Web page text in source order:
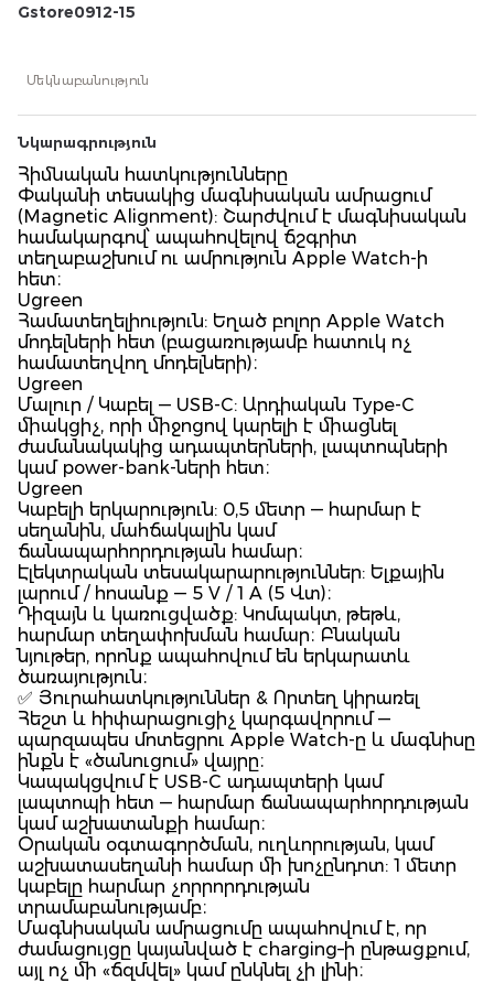
Gstore0912-15
Մեկնաբանություն
Նկարագրություն
Հիմնական հատկությունները
Փականի տեսակից մագնիսական ամրացում
(Magnetic Alignment): Շարժվում է մագնիսական
համակարգով՝ ապահովելով ճշգրիտ
տեղաբաշխում ու ամրություն Apple Watch-ի
հետ։
Ugreen
Համատեղելիություն: Եղած բոլոր Apple Watch
մոդելների հետ (բացառությամբ հատուկ ոչ
համատեղվող մոդելների)։
Ugreen
Մալուր / Կաբել — USB-C: Արդիական Type-C
միակցիչ, որի միջոցով կարելի է միացնել
ժամանակակից ադապտերների, լապտոպների
կամ power-bank-ների հետ։
Ugreen
Կաբելի երկարություն: 0,5 մետր — հարմար է
սեղանին, մահճակալին կամ
ճանապարհորդության համար։
Էլեկտրական տեսակարարություններ: Ելքային
լարում / հոսանք — 5 V / 1 A (5 Վտ)։
Դիզայն և կառուցվածք: Կոմպակտ, թեթև,
հարմար տեղափոխման համար։ Բնական
նյութեր, որոնք ապահովում են երկարատև
ծառայություն։
✅ Յուրահատկություններ & Որտեղ կիրառել
Հեշտ և հիփարացուցիչ կարգավորում —
պարզապես մոտեցրու Apple Watch-ը և մագնիսը
ինքն է «ծանուցում» վայրը։
Կապակցվում է USB-C ադապտերի կամ
լապտոպի հետ — հարմար ճանապարհորդության
կամ աշխատանքի համար։
Օրական օգտագործման, ուղևորության, կամ
աշխատասեղանի համար մի խոչընդոտ: 1 մետր
կաբելը հարմար չորրորդության
տրամաբանությամբ։
Մագնիսական ամրացումը ապահովում է, որ
ժամացույցը կայանված է charging–ի ընթացքում,
այլ ոչ մի «ճզմվել» կամ ընկնել չի լինի։